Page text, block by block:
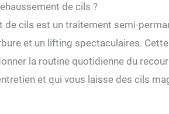
de cils ?
de cils est un traitement semi-
et un lifting spectaculaires.
la routine quotidienne du
et qui vous laisse des cils